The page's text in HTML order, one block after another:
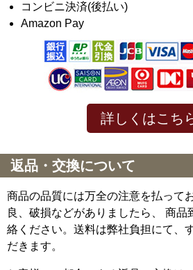
コンビニ決済(後払い)
Amazon Pay
詳しくはこち
返品・交換について
商品の品質には万全の注意を払って
良、破損などがありましたら、 商品
絡ください。送料は弊社負担にて、
だきます。